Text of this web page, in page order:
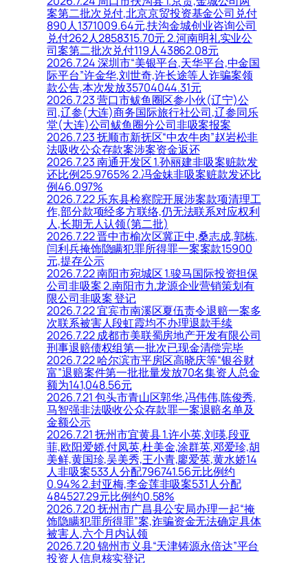
案第二批次兑付,北京京贸投资基金公司兑付
890人1371009.64元,扶沟金城创业咨询公司
兑付262人2858315.70元 2.河南明礼实业公
司案第二批次兑付119人43862.08元
2026.7.24 深圳市“美银平台,天华平台,中金国
际平台”许金华,刘世奇,许长途等人诈骗案领
款公告,本次发放35704044.31元
2026.7.23 营口市鲅鱼圈区参小伙(辽宁)公
司,辽参(大连)商务国际旅行社公司,辽参同乐
堂(大连)公司鲅鱼圈分公司非吸案报案
2026.7.23 抚顺市新抚区“中农牛肉”赵岩松非
法吸收公众存款案涉案资金返还
2026.7.23 南通开发区 1.孙丽建非吸案赃款发
还比例25.9765% 2.冯金妹非吸案赃款发还比
例46.097%
2026.7.22 乐东县检察院开展涉案款项清理工
作,部分款项经多方联络,仍无法联系对应权利
人,长期无人认领(第二批)
2026.7.22 晋中市榆次区冀正中,桑志成,郭栋,
闫利兵掩饰隐瞒犯罪所得罪一案案款15900
元,提存公示
2026.7.22 南阳市宛城区 1.骏马国际投资担保
公司非吸案 2.南阳市九龙源企业营销策划有
限公司非吸案 登记
2026.7.22 宜宾市南溪区夏伍责令退赔一案多
次联系被害人段虹霞均不办理退款手续
2026.7.22 成都市美联蜀房地产开发有限公司
刑事退赔债权组第一批次已现金清偿完毕
2026.7.22 哈尔滨市平房区高晓庆等“银谷财
富”退赔案件第一批批量发放70名集资人总金
额为141,048.56元
2026.7.21 包头市青山区郭华,冯伟伟,陈俊秀,
马智强非法吸收公众存款罪一案退赔名单及
金额公示
2026.7.21 抚州市宜黄县 1.许小英,刘瑛,段亚
菲,欧阳爱娇,付凤英,杜美金,涂群英,邓爱珍,胡
美鲜,黄国珍,吴美秀,王小青,廖爱英,黄水娇14
人非吸案533人分配796741.56元比例约
0.94% 2.封亚梅,李金莲非吸案531人分配
484527.29元比例约0.58%
2026.7.20 抚州市广昌县公安局办理一起“掩
饰隐瞒犯罪所得罪”案,诈骗资金无法确定具体
被害人,六个月内认领
2026.7.20 锦州市义县“天津铸源永倍达”平台
投资人信息核实登记